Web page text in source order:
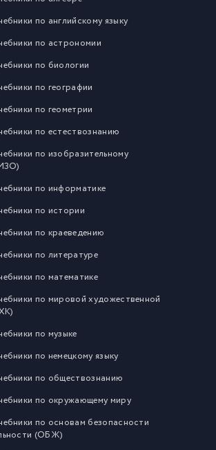
по английскому языку
по астрономии
по биологии
по географии
по геометрии
по естествознанию
по информатике
по истории
по краеведению
по литературе
по математике
по музыке
по немецкому языку
по обществознанию
по окружающему миру
(ОБЖ)